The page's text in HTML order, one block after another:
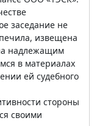
заседание не
извещена
надлежащим
в материалах
ей судебного
стороны
своими